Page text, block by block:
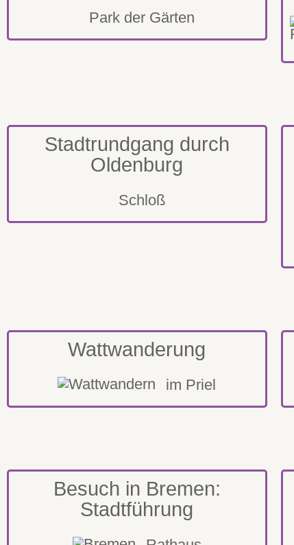
Park der Gärten
Stadtrundgang durch
Oldenburg
Schloß
Wattwanderung
im Priel
Besuch in Bremen:
Stadtführung